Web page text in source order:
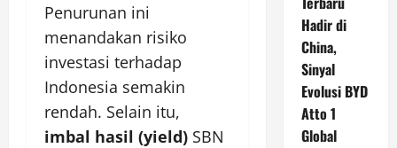
Penurunan ini
menandakan risiko
investasi terhadap
Indonesia semakin
rendah. Selain itu,
imbal hasil (yield) SBN
Hadir di
China,
Sinyal
Evolusi BYD
Atto 1
Global